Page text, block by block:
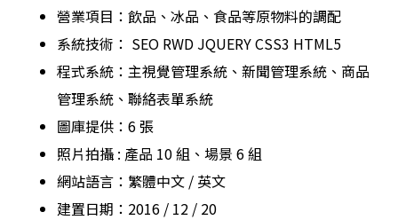
營業項目： 飲品、冰品、食品等原物料的調配
系統技術： SEO RWD JQUERYCSS3 HTML5
程式系統：主視覺管理系統、新聞管理系統、 商品
管理系統、 聯絡表單系統
圖庫提供：6 張
照片拍攝 : 產品 10 組 、場景 6 組
網站語言：繁體中文 / 英文
建置日期：2016 / 12 / 20